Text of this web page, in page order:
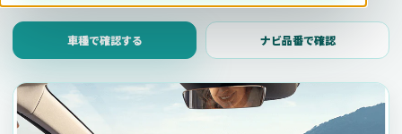
車種で確認する ナビ品番で確認